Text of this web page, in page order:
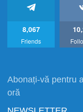
8,067
Friends
Abonați-vă pentru
oră